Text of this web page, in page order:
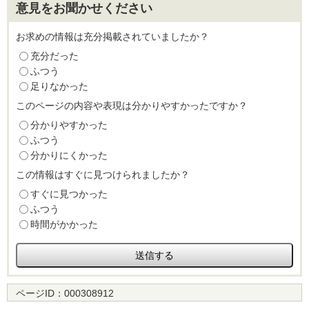
意見をお聞かせください
お求めの情報は充分掲載されていましたか？
充分だった
ふつう
足りなかった
このページの内容や表現は分かりやすかったですか？
分かりやすかった
ふつう
分かりにくかった
この情報はすぐに見つけられましたか？
すぐに見つかった
ふつう
時間がかかった
ページID： 000308912